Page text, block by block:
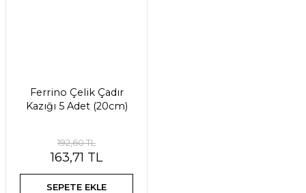
Ferrino Çelik Çadır
Kazığı 5 Adet (20cm)
192,60 TL
163,71 TL
SEPETE EKLE